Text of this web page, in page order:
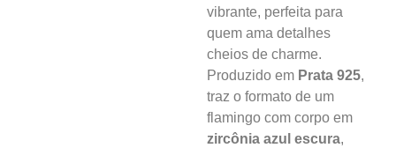
vibrante, perfeita para
quem ama detalhes
cheios de charme.
Produzido em Prata 925,
traz o formato de um
flamingo com corpo em
zircônia azul escura,